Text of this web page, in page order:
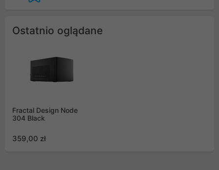
Ostatnio oglądane
Fractal Design Node
304 Black
359,00 zł